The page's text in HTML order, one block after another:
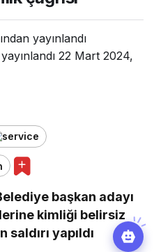
yayınlandı
yayınlandı 22 Mart 2024,
başkan adayı
kimliği belirsiz
yapıldı